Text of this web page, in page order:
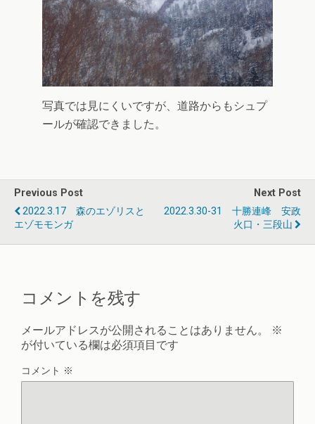
写真では見にくいですが、道路からもシュプ
ールが確認できました。
Previous Post
2022.3.17 森のエゾリスと
エゾモモンガ
Next Post
2022.3.30-31 十勝連峰 安政
火口・三段山
コメントを残す
メールアドレスが公開されることはありません。
※
が付いている欄は必須項目です
コメント ※